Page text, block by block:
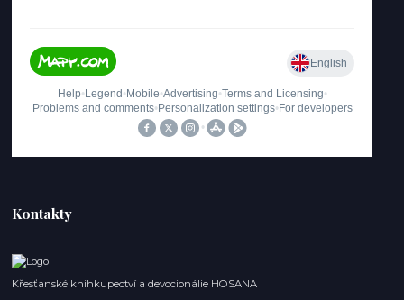
Kontakty
Křesťanské knihkupectví a devocionálie HOSANA